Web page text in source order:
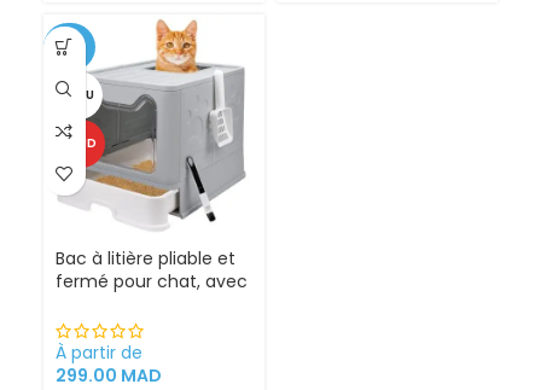
-25%
VENDU
CHAUD
Bac à litière pliable et
fermé pour chat, avec
À partir de
299.00 MAD